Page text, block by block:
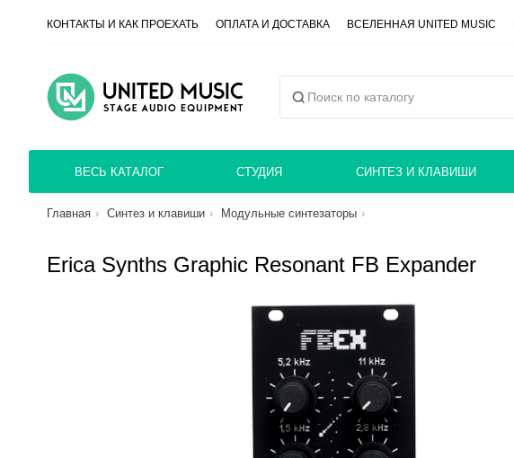
КОНТАКТЫ И КАК ПРОЕХАТЬ ОПЛАТА И ДОСТАВКА ВСЕЛЕННАЯ UNITED MUSIC
ВЕСЬ КАТАЛОГ СТУДИЯ СИНТЕЗ И КЛАВИШИ
Главная Синтез и клавиши Модульные синтезаторы
Erica Synths Graphic Resonant FB Expander